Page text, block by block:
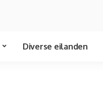
Diverse eilanden